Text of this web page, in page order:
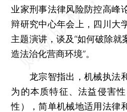
业家刑事法律风险防控高峰
辩研究中心年会上，四川大
主题演讲，谈及“如何破除就
造法治化营商环境”。
龙宗智指出，机械执法
为的本质特征、法益侵害
性），简单机械地适用法律